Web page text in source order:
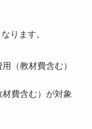
ります。
（教材費含む）
費含む）が対象